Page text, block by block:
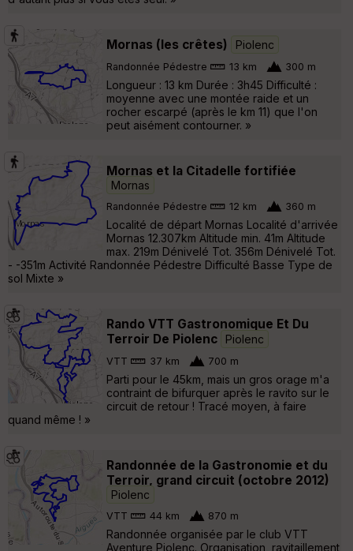
Mornas (les crêtes) Piolenc
Randonnée Pédestre 13 km 300 m
Longueur : 13 km Durée : 3h45 Difficulté :
moyenne avec une montée raide et un
rocher escarpé (après le km 11) que l'on
peut aisément contourner. »
Mornas et la Citadelle fortifiée
Mornas
Randonnée Pédestre 12 km 360 m
Localité de départ Mornas Localité d'arrivée
Mornas 12.307km Altitude min. 41m Altitude
max. 219m Dénivelé Tot. 356m Dénivelé Tot.
- -351m Activité Randonnée Pédestre Difficulté Basse Type de
sol Mixte »
Rando VTT Gastronomique Et Du
Terroir De Piolenc
Piolenc
VTT 37 km 700 m
Parti pour le 45km, mais un gros orage m'a
contraint de bifurquer après le ravito sur le
circuit de retour ! Tracé moyen, à faire
quand même ! »
Randonnée de la Gastronomie et du
Terroir, grand circuit (octobre 2012)
Piolenc
VTT 44 km 870 m
Randonnée organisée par le club VTT
Aventure Piolenc. Organisation, ravitaillement